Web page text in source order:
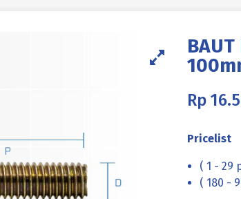
BAUT
Rp
Pricelist
( 1 - 29
( 180 -